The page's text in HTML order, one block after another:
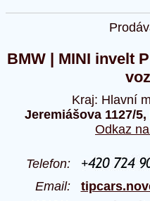
BMW | MINI invelt
Kraj: Hlavní
Jeremiášova 1127/
Odkaz
Telefon:
Email: